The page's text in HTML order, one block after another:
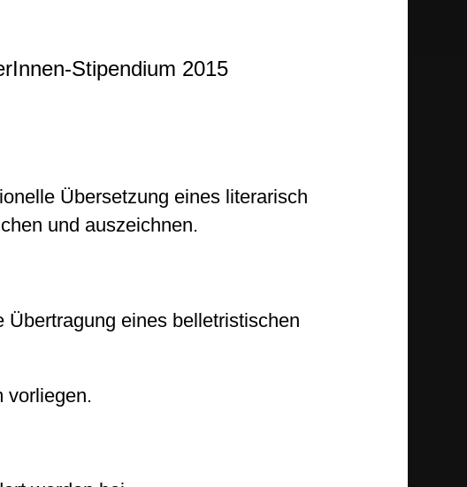
Stipendium 2015
Übersetzung eines literarisch
und auszeichnen.
eines belletristischen
vorliegen.